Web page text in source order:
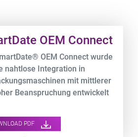
OEM Connect
OEM Connect wurde
nahtlose Integration in
mit mittlerer
Beanspruchung entwickelt
Folienverpackungen.
PDF